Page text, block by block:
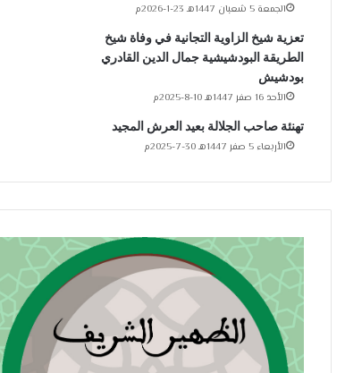
الجمعة 5 شعبان 1447هـ 23-1-2026م
تعزية شيخ الزاوية التجانية في وفاة شيخ
الطريقة البودشيشية جمال الدين القادري
بودشيش
الأحد 16 صفر 1447هـ 10-8-2025م
تهنئة صاحب الجلالة بعيد العرش المجيد
الأربعاء 5 صفر 1447هـ 30-7-2025م